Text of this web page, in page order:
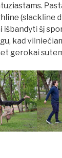
(slackline
išbandyti šį
kad
gerokai